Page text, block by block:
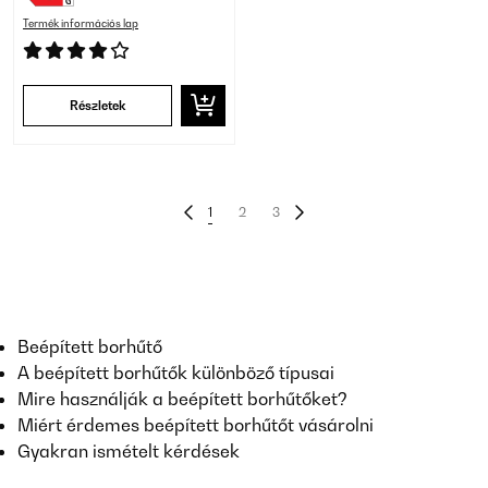
Termék információs lap
Részletek
1 2 3
Beépített borhűtő
A beépített borhűtők különböző típusai
Mire használják a beépített borhűtőket?
Miért érdemes beépített borhűtőt vásárolni
Gyakran ismételt kérdések